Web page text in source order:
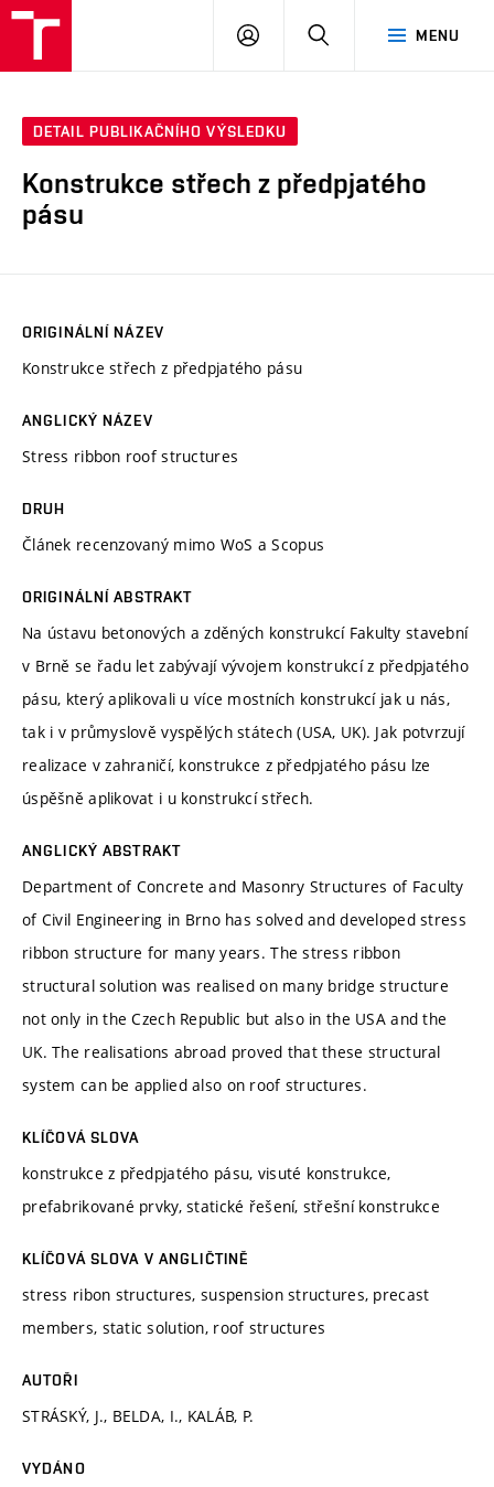
MENU
PŘIHLÁSIT
DETAIL PUBLIKAČNÍHO VÝSLEDKU
Konstrukce střech z předpjatého
pásu
ORIGINÁLNÍ NÁZEV
Konstrukce střech z předpjatého pásu
ANGLICKÝ NÁZEV
Stress ribbon roof structures
DRUH
Článek recenzovaný mimo WoS a Scopus
ORIGINÁLNÍ ABSTRAKT
Na ústavu betonových a zděných konstrukcí Fakulty stavební
v Brně se řadu let zabývají vývojem konstrukcí z předpjatého
pásu, který aplikovali u více mostních konstrukcí jak u nás,
tak i v průmyslově vyspělých státech (USA, UK). Jak potvrzují
realizace v zahraničí, konstrukce z předpjatého pásu lze
úspěšně aplikovat i u konstrukcí střech.
ANGLICKÝ ABSTRAKT
Department of Concrete and Masonry Structures of Faculty
of Civil Engineering in Brno has solved and developed stress
ribbon structure for many years. The stress ribbon
structural solution was realised on many bridge structure
not only in the Czech Republic but also in the USA and the
UK. The realisations abroad proved that these structural
system can be applied also on roof structures.
KLÍČOVÁ SLOVA
konstrukce z předpjatého pásu, visuté konstrukce,
prefabrikované prvky, statické řešení, střešní konstrukce
KLÍČOVÁ SLOVA V ANGLIČTINĚ
stress ribon structures, suspension structures, precast
members, static solution, roof structures
AUTOŘI
STRÁSKÝ, J., BELDA, I., KALÁB, P.
VYDÁNO